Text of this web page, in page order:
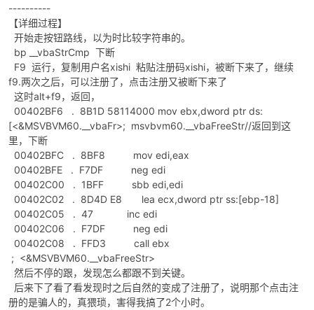
----------
【详细过程】
开始走按钮路线，以为时比较字符串的。
bp __vbaStrCmp 下断
F9 运行，复制用户名xishi 粘贴注册码xishi，被断下来了，继续
f9.两次之后，可以注册了，点击注册又被断下来了
这时alt+f9，返回，
00402BF6 . 8B1D 58114000 mov ebx,dword ptr ds:
[<&MSVBVM60.__vbaFr>; msvbvm60.__vbaFreeStr//返回到这
里，下断
00402BFC . 8BF8 mov edi,eax
00402BFE . F7DF neg edi
00402C00 . 1BFF sbb edi,edi
00402C02 . 8D4D E8 lea ecx,dword ptr ss:[ebp-18]
00402C05 . 47 inc edi
00402C06 . F7DF neg edi
00402C08 . FFD3 call ebx
; <&MSVBVM60.__vbaFreeStr>
然后不停的跟，发现怎么都跟不到关键。
后来下了看了看发现时之后自然的变成了注册了，说明那个点击注
册的是骗人的，真猥琐，害得我搞了2个小时。